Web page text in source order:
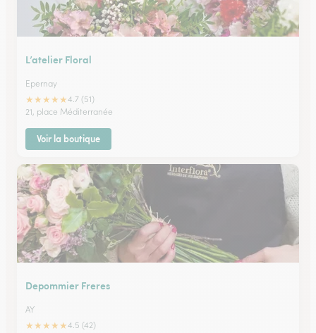
L’atelier Floral
Epernay
★★★★★4.7 (51)
21, place Méditerranée
Voir la boutique
Depommier Freres
AY
★★★★★4.5 (42)